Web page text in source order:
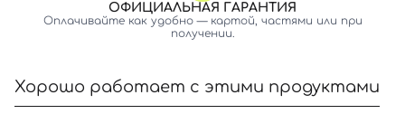
ОФИЦИАЛЬНАЯ ГАРАНТИЯ
Оплачивайте как удобно — картой, частями или при
получении.
Хорошо работает с этими продуктами